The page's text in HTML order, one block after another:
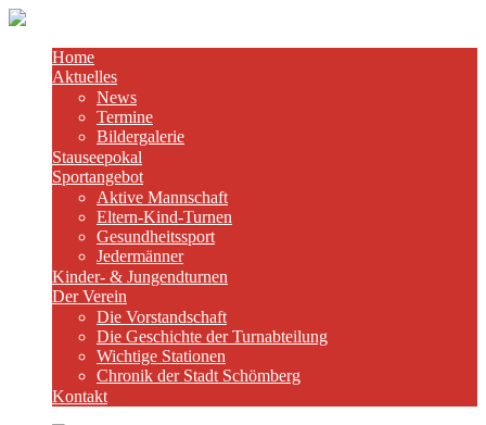
Home
Aktuelles
News
Termine
Bildergalerie
Stauseepokal
Sportangebot
Aktive Mannschaft
Eltern-Kind-Turnen
Gesundheitssport
Jedermänner
Kinder- & Jungendturnen
Der Verein
Die Vorstandschaft
Die Geschichte der Turnabteilung
Wichtige Stationen
Chronik der Stadt Schömberg
Kontakt